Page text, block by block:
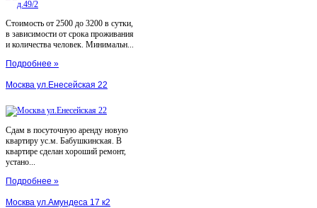
Стоимость от 2500 до 3200 в сутки,
в зависимости от срока проживания
и количества человек. Минимальн...
Подробнее »
Москва ул.Енесейская 22
Сдам в посуточную аренду новую
квартиру ус.м. Бабушкинская. В
квартире сделан хороший ремонт,
устано...
Подробнее »
Москва ул.Амундеса 17 к2